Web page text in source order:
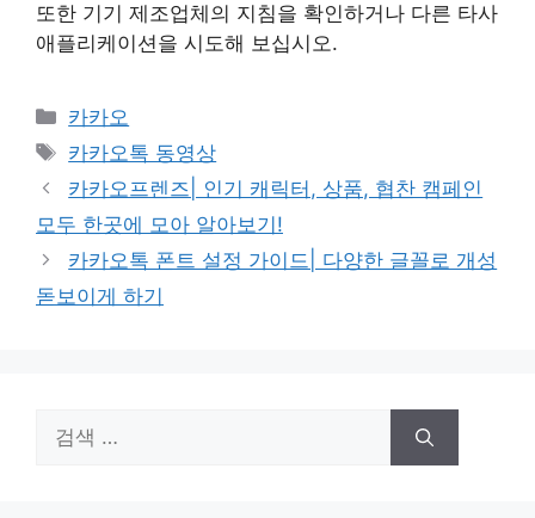
또한 기기 제조업체의 지침을 확인하거나 다른 타사
애플리케이션을 시도해 보십시오.
카
테
리
카카오
태
그
카카오톡 동영상
카카오프렌즈| 인기 캐릭터, 상품, 협찬 캠페인
모두 한곳에 모아 알아보기!
카카오톡 폰트 설정 가이드| 다양한 글꼴로 개성
돋보이게 하기
색: